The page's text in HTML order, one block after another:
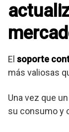
El soporte
más valiosas
Una vez que
su consumo y